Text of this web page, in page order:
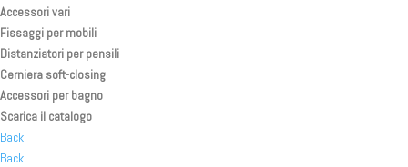
Accessori vari
Fissaggi per mobili
Distanziatori per pensili
Cerniera soft-closing
Accessori per bagno
Scarica il catalogo
Back
Back